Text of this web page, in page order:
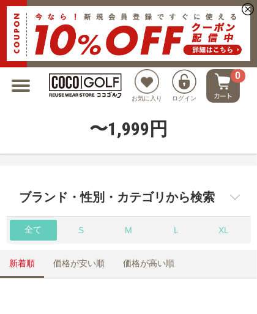
お気に入り ログイン
0
新規会員登録でクーポンプレゼント
〜1,999円
ブランド・性別・カテゴリから検索
全て S M L XL
新着順 価格が安い順 価格が高い順